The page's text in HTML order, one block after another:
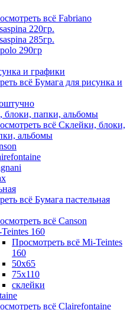
всё Fabriano
220гр.
285гр.
290гр
и графики
всё Бумага для рисунка и
блоки, папки, альбомы
всё Склейки, блоки,
альбомы
всё Бумага пастельная
всё Canson
160
Просмотреть всё Mi-Teintes
160
50х65
75х110
склейки
всё Clairefontaine